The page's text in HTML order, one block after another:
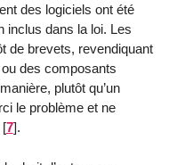
des logiciels ont été
inclus dans la loi. Les
de brevets, revendiquant
des composants
plutôt qu’un
le problème et ne
[7].